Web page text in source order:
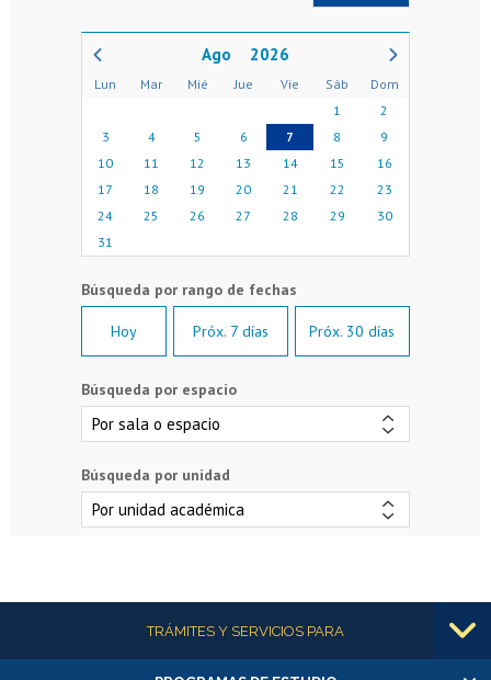
2026
Lun Mar Mié Jue Vie Sáb
Dom
1
2
3
4 5 6 7 8
9
10
11 12 13 14 15
16
17
18 19 20 21 22
23
24
25 26 27 28 29
30
31
Hoy Próx. 7 días Próx. 30 días
Búsqueda por espacio
Búsqueda por unidad
Más informaciónTRÁMITES Y SERVICIOS PARA